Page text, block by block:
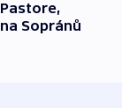
Sopránů